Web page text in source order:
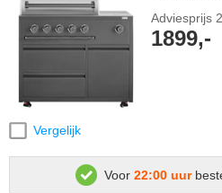
Vergelijk
Adviesprijs
1899,-
Voor 22:00 uur